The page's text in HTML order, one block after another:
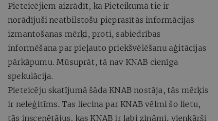
Pieteicējiem aizrādīt, ka Pieteikumā tie ir
norādījuši neatbilstošu pieprasītās informācijas
izmantošanas mērķi, proti, sabiedrības
informēšana par pieļauto priekšvēlēšanu aģitācijas
pārkāpumu. Mūsuprāt, tā nav KNAB cienīga
spekulācija.
Pieteicēju skatījumā šāda KNAB nostāja, tās mērķis
ir neleģitīms. Tas liecina par KNAB vēlmi šo lietu,
tās inscenētājus, kas KNAB ir labi zināmi, vienkārši